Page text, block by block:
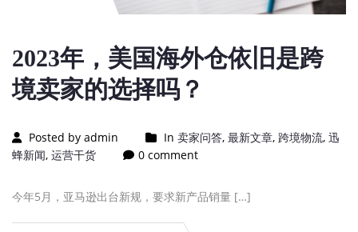
2023年，美国海外仓依旧是跨
境卖家的选择吗？
Posted by admin In 卖家问答, 最新文章, 跨境物流, 迅
蜂新闻, 运营干货 0 comment
今年5月，亚马逊出台新规，要求新产品销量 […]